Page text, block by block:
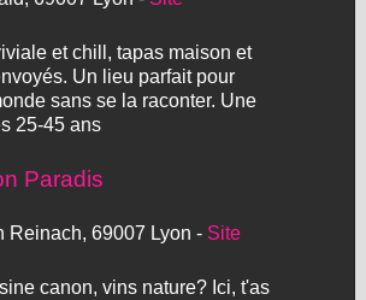
et chill, tapas maison et
Un lieu parfait pour
sans se la raconter. Une
25-45 ans
Paradis
Reinach, 69007 Lyon - Site
canon, vins nature? Ici, t'as